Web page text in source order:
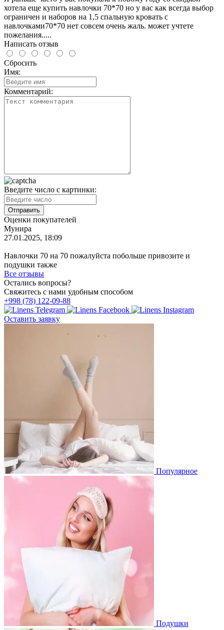
хотела еще купить навлочки 70*70 но у вас как всегда выбор
ограничен и наборов на 1,5 спальную кровать с
навлочками70*70 нет совсем очень жаль. может учтете
пожелания.....
Написать отзыв
Сбросить
Имя:
Комментарий:
Введите число с картинки:
Оценки покупателей
Мунира
27.01.2025, 18:09
Навлочки 70 на 70 пожалуйста побольше привозите и
подушки также
Все отзывы
Остались вопросы?
Свяжитесь с нами удобным способом
+998 (78) 122-09-88
Оставить заявку
Популярное
Подушки